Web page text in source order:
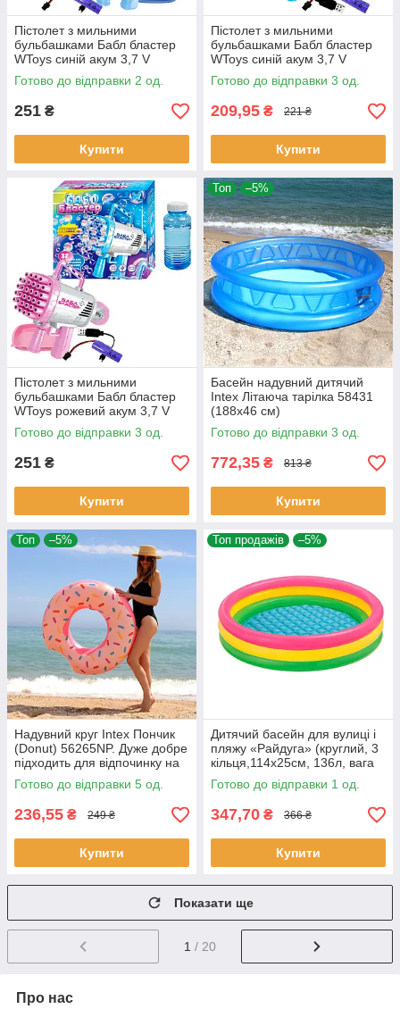
Пістолет з мильними
бульбашками Бабл бластер
WToys синій акум 3,7 V
кольорове підсвічування 32
отвори мильний розчин
Готово до відправки 2 од.
251 ₴
Купити
Пістолет з мильними
бульбашками Бабл бластер
WToys синій акум 3,7 V
кольорове підсвічування 32
отвори мильний розчин
Готово до відправки 3 од.
209,95 ₴ 221 ₴
Купити
Пістолет з мильними
бульбашками Бабл бластер
WToys рожевий акум 3,7 V
кольорове підсвічування 32
отвори мильний розчин
Готово до відправки 3 од.
251 ₴
Купити
Топ –5%
Басейн надувний дитячий
Intex Літаюча тарілка 58431
(188х46 см)
Готово до відправки 3 од.
772,35 ₴ 813 ₴
Купити
Топ –5%
Надувний круг Intex Пончик
(Donut) 56265NP. Дуже добре
підходить для відпочинку на
морі, в басейні
Готово до відправки 5 од.
236,55 ₴ 249 ₴
Купити
Топ продажів –5%
Дитячий басейн для вулиці і
пляжу «Райдуга» (круглий, 3
кільця,114х25см, 136л, вага
1,2 кг, от 3 до 6 р.)
Готово до відправки 1 од.
347,70 ₴ 366 ₴
Купити
Показати ще
1 / 20
Про нас